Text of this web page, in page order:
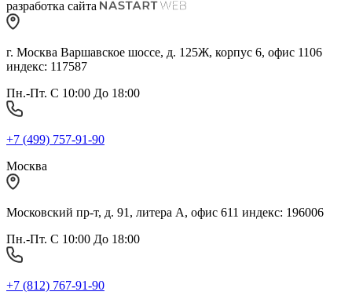
разработка сайта
г. Москва Варшавское шоссе, д. 125Ж, корпус 6, офис 1106
индекс: 117587
Пн.-Пт. С 10:00 До 18:00
+7 (499) 757-91-90
Москва
Московский пр-т, д. 91, литера А, офис 611 индекс: 196006
Пн.-Пт. С 10:00 До 18:00
+7 (812) 767-91-90